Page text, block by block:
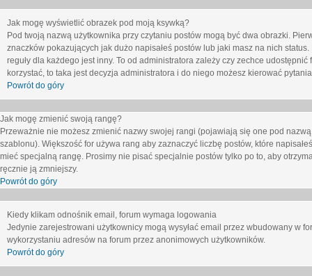
Jak mogę wyświetlić obrazek pod moją ksywką?
Pod twoją nazwą użytkownika przy czytaniu postów mogą być dwa obrazki.
znaczków pokazujących jak dużo napisałeś postów lub jaki masz na nich
reguły dla każdego jest inny. To od administratora zależy czy zechce
korzystać, to taka jest decyzja administratora i do niego możesz kierować
Powrót do góry
Jak mogę zmienić swoją rangę?
Przeważnie nie możesz zmienić nazwy swojej rangi (pojawiają się one pod
szablonu). Większość for używa rang aby zaznaczyć liczbę postów, które
mieć specjalną rangę. Prosimy nie pisać specjalnie postów tylko po to, aby
ręcznie ją zmniejszy.
Powrót do góry
Kiedy klikam odnośnik email, forum wymaga logowania
Jedynie zarejestrowani użytkownicy mogą wysyłać email przez wbudowany w
wykorzystaniu adresów na forum przez anonimowych użytkowników.
Powrót do góry